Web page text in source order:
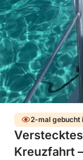
2-mal gebucht
Kreuzfahrt